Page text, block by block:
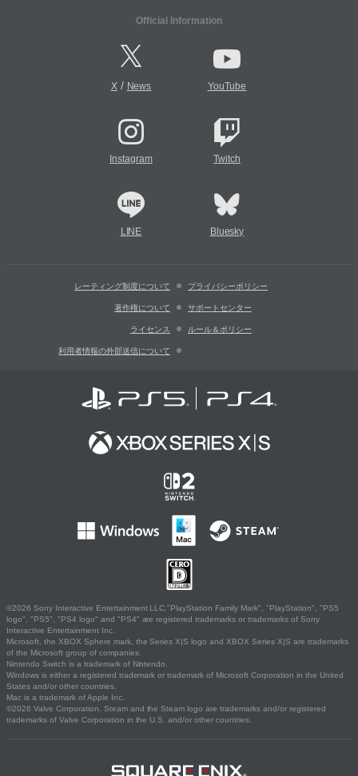
Official Information
X/ News YouTube
Instagram Twitch
LINE Bluesky
レーティング制度について プライバシーポリシー
著作権について サポートセンター
ライセンス ルール＆ポリシー
利用者情報の外部送信について
©2026 Sony Interactive Entertainment LLC."PlayStation Family Mark", "PlayStation", "PS5
logo", "PS5", "PS4 logo" and "PS4" are registered trademarks or trademarks of Sony
Interactive Entertainment Inc.
Microsoft, the XBOX Sphere mark, the Series X|S logo and XBOX Series X|S are trademarks
of the Microsoft group of companies.
Nintendo Switch is a trademark of Nintendo.
Windows is either a registered trademark or trademark of Microsoft Corporation in the United
States and/or other countries.
Mac is a trademark of Apple Inc.
©2026 Valve Corporation. Steam and the Steam logo are trademarks and/or registered
trademarks of Valve Corporation in the U.S. and/or other countries.